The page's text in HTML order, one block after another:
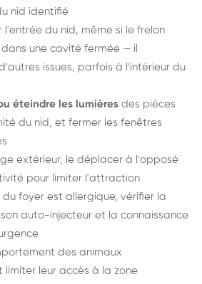
nid identifié
l'entrée du nid, même si le frelon
une cavité fermée — il
issues, parfois à l'intérieur du
éteindre les lumières des pièces
du nid, et fermer les fenêtres
extérieur, le déplacer à l'opposé
pour limiter l'attraction
du foyer est allergique, vérifier la
auto-injecteur et la connaissance
des animaux
limiter leur accès à la zone